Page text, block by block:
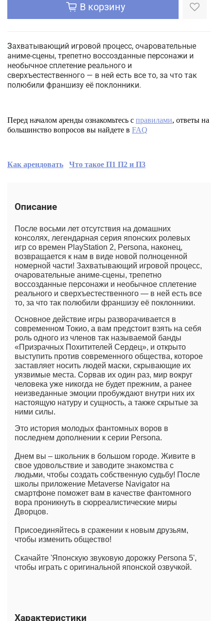
В корзину
Захватывающий игровой процесс, очаровательные
аниме-сцены, трепетно воссозданные персонажи и
необычное сплетение реального и
сверхъестественного — в ней есть все то, за что так
полюбили франшизу её поклонники.
Перед началом аренды ознакомьтесь с правилами, ответы на
большинство вопросов вы найдете в FAQ
Как арендовать Что такое П1 П2 и П3
Описание
После восьми лет отсутствия на домашних
консолях, легендарная серия японских ролевых
игр со времен PlayStation 2, Persona, наконец,
возвращается к нам в виде новой полноценной
номерной части! Захватывающий игровой процесс,
очаровательные аниме-сцены, трепетно
воссозданные персонажи и необычное сплетение
реального и сверхъестественного — в ней есть все
то, за что так полюбили франшизу её поклонники.
Основное действие игры разворачивается в
современном Токио, а вам предстоит взять на себя
роль одного из членов так называемой банды
«Призрачных Похитителей Сердец», и открыто
выступить против современного общества, которое
заставляет носить людей маски, скрывающие их
уязвимые места. Сорвав их один раз, мир вокруг
человека уже никогда не будет прежним, а ранее
неизведанные эмоции пробуждают внутри них их
настоящую натуру и сущность, а также скрытые за
ними силы.
Это история молодых фантомных воров в
последнем дополнении к серии Persona.
Днем вы – школьник в большом городе. Живите в
свое удовольствие и заводите знакомства с
людьми, чтобы создать собственную судьбу! После
школы приложение Metaverse Navigator на
смартфоне поможет вам в качестве фантомного
вора проникнуть в сюрреалистические миры
Дворцов.
Присоединяйтесь в сражении к новым друзьям,
чтобы изменить общество!
Скачайте 'Японскую звуковую дорожку Persona 5',
чтобы играть с оригинальной японской озвучкой.
Характеристики